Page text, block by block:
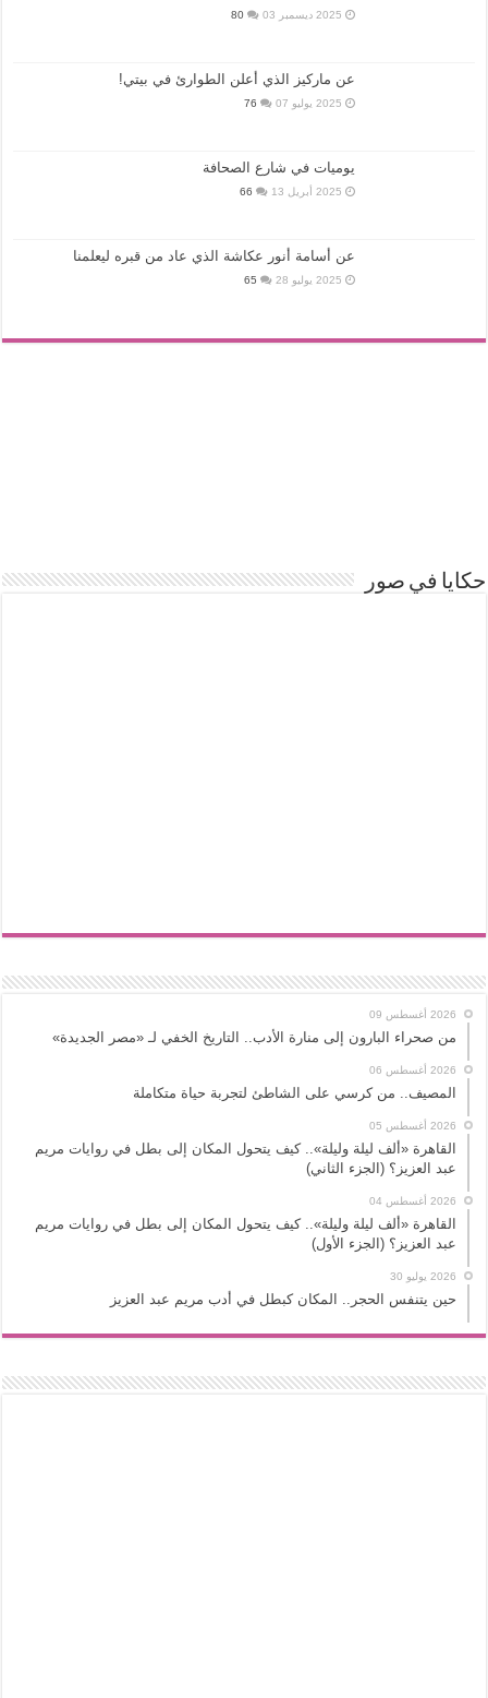
2025 ديسمبر 03 80
عن ماركيز الذي أعلن الطوارئ في بيتي!
2025 يوليو 07 76
يوميات في شارع الصحافة
2025 أبريل 13 66
عن أسامة أنور عكاشة الذي عاد من قبره ليعلمنا
2025 يوليو 28 65
حكايا في صور
2026 أغسطس 09
من صحراء البارون إلى منارة الأدب.. التاريخ الخفي لـ «مصر الجديدة»
2026 أغسطس 06
المصيف.. من كرسي على الشاطئ لتجربة حياة متكاملة
2026 أغسطس 05
القاهرة «ألف ليلة وليلة».. كيف يتحول المكان إلى بطل في روايات مريم
عبد العزيز؟ (الجزء الثاني)
2026 أغسطس 04
القاهرة «ألف ليلة وليلة».. كيف يتحول المكان إلى بطل في روايات مريم
عبد العزيز؟ (الجزء الأول)
2026 يوليو 30
حين يتنفس الحجر.. المكان كبطل في أدب مريم عبد العزيز